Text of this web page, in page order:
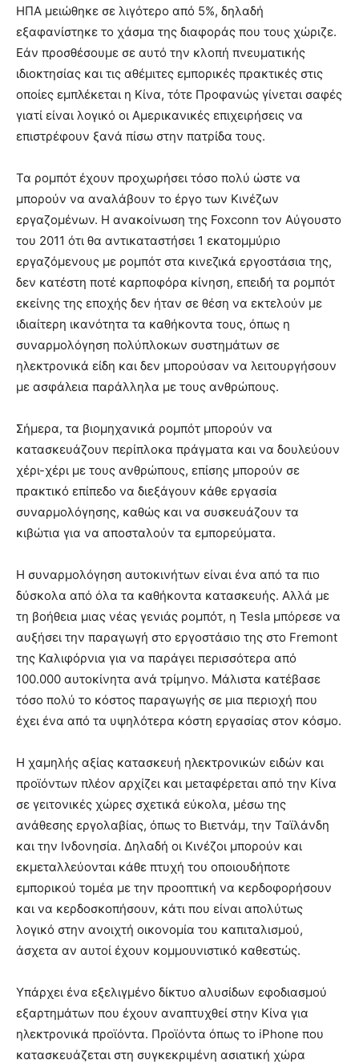
ΗΠΑ μειώθηκε σε λιγότερο από 5%, δηλαδή
εξαφανίστηκε το χάσμα της διαφοράς που τους χώριζε.
Εάν προσθέσουμε σε αυτό την κλοπή πνευματικής
ιδιοκτησίας και τις αθέμιτες εμπορικές πρακτικές στις
οποίες εμπλέκεται η Κίνα, τότε Προφανώς γίνεται σαφές
γιατί είναι λογικό οι Αμερικανικές επιχειρήσεις να
επιστρέφουν ξανά πίσω στην πατρίδα τους.
Τα ρομπότ έχουν προχωρήσει τόσο πολύ ώστε να
μπορούν να αναλάβουν το έργο των Κινέζων
εργαζομένων. Η ανακοίνωση της Foxconn τον Αύγουστο
του 2011 ότι θα αντικαταστήσει 1 εκατομμύριο
εργαζόμενους με ρομπότ στα κινεζικά εργοστάσια της,
δεν κατέστη ποτέ καρποφόρα κίνηση, επειδή τα ρομπότ
εκείνης της εποχής δεν ήταν σε θέση να εκτελούν με
ιδιαίτερη ικανότητα τα καθήκοντα τους, όπως η
συναρμολόγηση πολύπλοκων συστημάτων σε
ηλεκτρονικά είδη και δεν μπορούσαν να λειτουργήσουν
με ασφάλεια παράλληλα με τους ανθρώπους.
Σήμερα, τα βιομηχανικά ρομπότ μπορούν να
κατασκευάζουν περίπλοκα πράγματα και να δουλεύουν
χέρι-χέρι με τους ανθρώπους, επίσης μπορούν σε
πρακτικό επίπεδο να διεξάγουν κάθε εργασία
συναρμολόγησης, καθώς και να συσκευάζουν τα
κιβώτια για να αποσταλούν τα εμπορεύματα.
Η συναρμολόγηση αυτοκινήτων είναι ένα από τα πιο
δύσκολα από όλα τα καθήκοντα κατασκευής. Αλλά με
τη βοήθεια μιας νέας γενιάς ρομπότ, η Tesla μπόρεσε να
αυξήσει την παραγωγή στο εργοστάσιο της στο Fremont
της Καλιφόρνια για να παράγει περισσότερα από
100.000 αυτοκίνητα ανά τρίμηνο. Μάλιστα κατέβασε
τόσο πολύ το κόστος παραγωγής σε μια περιοχή που
έχει ένα από τα υψηλότερα κόστη εργασίας στον κόσμο.
Η χαμηλής αξίας κατασκευή ηλεκτρονικών ειδών και
προϊόντων πλέον αρχίζει και μεταφέρεται από την Κίνα
σε γειτονικές χώρες σχετικά εύκολα, μέσω της
ανάθεσης εργολαβίας, όπως το Βιετνάμ, την Ταϊλάνδη
και την Ινδονησία. Δηλαδή οι Κινέζοι μπορούν και
εκμεταλλεύονται κάθε πτυχή του οποιουδήποτε
εμπορικού τομέα με την προοπτική να κερδοφορήσουν
και να κερδοσκοπήσουν, κάτι που είναι απολύτως
λογικό στην ανοιχτή οικονομία του καπιταλισμού,
άσχετα αν αυτοί έχουν κομμουνιστικό καθεστώς.
Υπάρχει ένα εξελιγμένο δίκτυο αλυσίδων εφοδιασμού
εξαρτημάτων που έχουν αναπτυχθεί στην Κίνα για
ηλεκτρονικά προϊόντα. Προϊόντα όπως το iPhone που
κατασκευάζεται στη συγκεκριμένη ασιατική χώρα